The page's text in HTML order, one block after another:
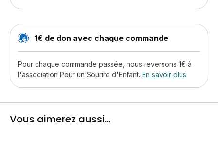
1€ de don avec chaque commande
Pour chaque commande passée, nous reversons 1€ à
l'association Pour un Sourire d'Enfant. En savoir plus
Vous aimerez aussi...